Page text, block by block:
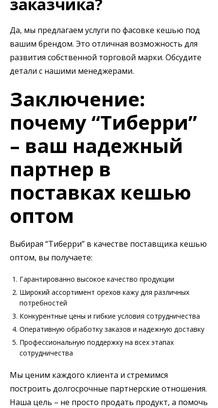
Да, мы предлагаем услуги по фасовке кешью под
вашим брендом. Это отличная возможность для
развития собственной торговой марки. Обсудите
детали с нашими менеджерами.
Заключение:
почему “Тиберри”
– ваш надежный
партнер в
поставках кешью
оптом
Выбирая “Тиберри” в качестве поставщика кешью
оптом, вы получаете:
Гарантированно высокое качество продукции
Широкий ассортимент орехов кажу для различных
потребностей
Конкурентные цены и гибкие условия сотрудничества
Оперативную обработку заказов и надежную доставку
Профессиональную поддержку на всех этапах
сотрудничества
Мы ценим каждого клиента и стремимся
построить долгосрочные партнерские отношения.
Наша цель – не просто продать продукт, а помочь